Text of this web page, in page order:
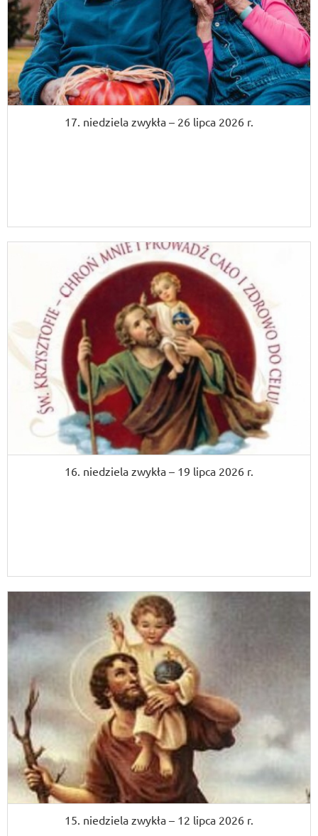
17. niedziela zwykła – 26 lipca 2026 r.
16. niedziela zwykła – 19 lipca 2026 r.
15. niedziela zwykła – 12 lipca 2026 r.